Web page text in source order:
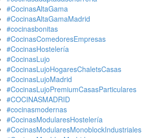
#CocinasAltaGama
#CocinasAltaGamaMadrid
#cocinasbonitas
#CocinasComedoresEmpresas
#CocinasHostelería
#CocinasLujo
#CocinasLujoHogaresChaletsCasas
#CocinasLujoMadrid
#CocinasLujoPremiumCasasParticulares
#COCINASMADRID
#cocinasmodernas
#CocinasModularesHostelería
#CocinasModularesMonoblockIndustriales